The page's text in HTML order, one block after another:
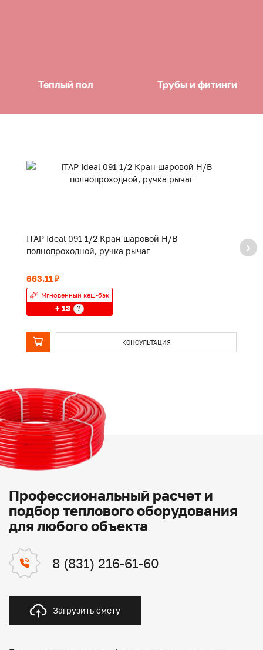
Теплый пол Трубы и фитинги
ITAP Ideal 091 1/2 Кран шаровой Н/В
полнопроходной, ручка рычаг
663.11 ₽
Мгновенный кеш-бэк
+ 13 ?
КОНСУЛЬТАЦИЯ
Профессиональный расчет и
подбор теплового оборудования
для любого объекта
8 (831) 216-61-60
Загрузить смету